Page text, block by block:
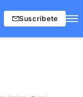
Suscríbete